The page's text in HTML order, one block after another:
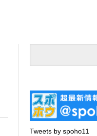
Tweets by spoho11